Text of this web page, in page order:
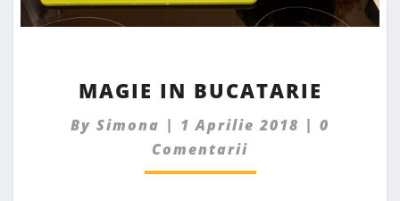
IN
MAGIE IN BUCATARIE
By Simona | 1 Aprilie 2018 | 0
Comentarii